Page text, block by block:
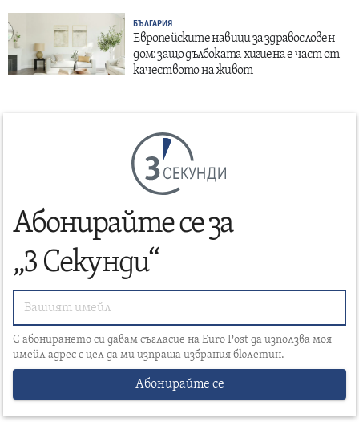
БЪЛГАРИЯ
Европейските навици за здравословен
дом: защо дълбоката хигиена е част от
качеството на живот
СЕКУНДИ
Абонирайте се за
„3 Секунди“
С абонирането си давам съгласие на Euro Post да използва моя
имейл адрес с цел да ми изпраща избрания бюлетин.
Абонирайте се